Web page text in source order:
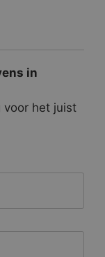
in
voor het juist